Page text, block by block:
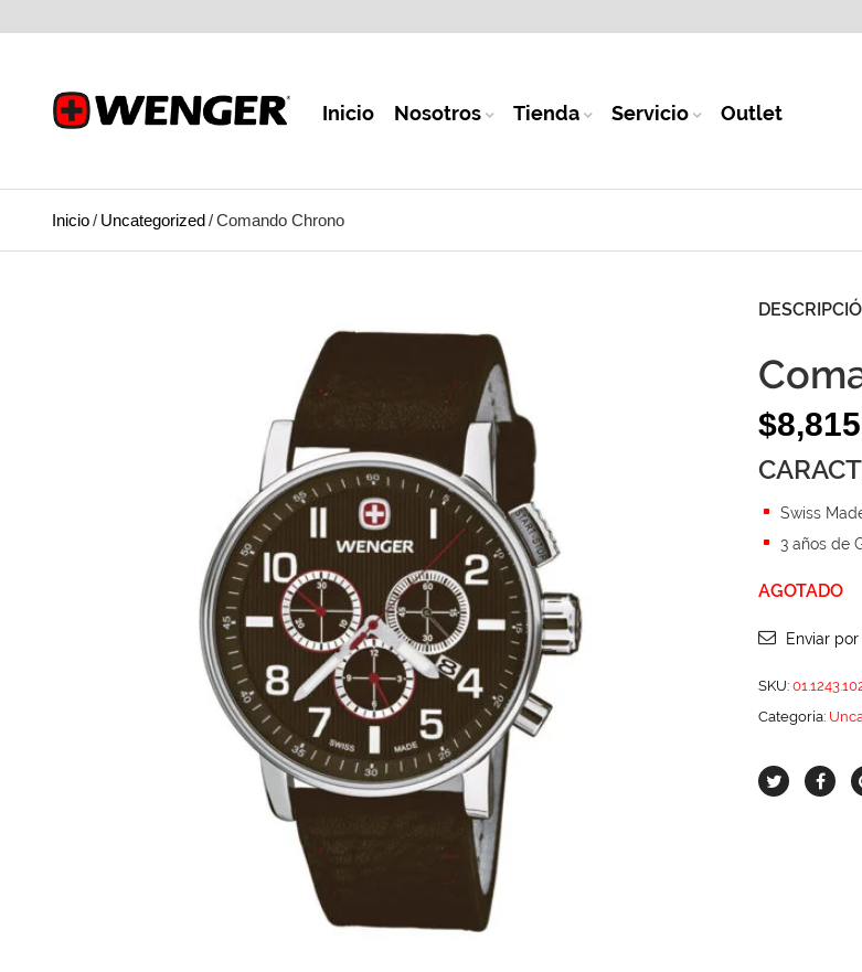
Inicio Nosotros Tienda Servicio Outlet
Inicio/ Uncategorized/Comando Chrono
$
Swiss
3 años de
AGOTADO
Enviar
SKU:
Categoría: